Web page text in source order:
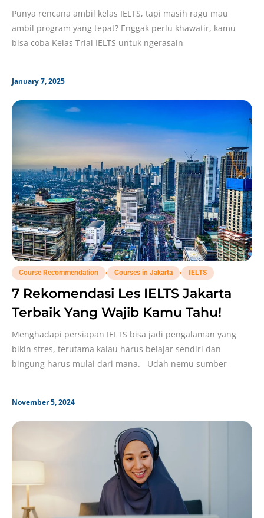
Punya rencana ambil kelas IELTS, tapi masih ragu mau
ambil program yang tepat? Enggak perlu khawatir, kamu
bisa coba Kelas Trial IELTS untuk ngerasain
January 7, 2025
Course Recommendation Courses in Jakarta IELTS
7 Rekomendasi Les IELTS Jakarta
Terbaik Yang Wajib Kamu Tahu!
Menghadapi persiapan IELTS bisa jadi pengalaman yang
bikin stres, terutama kalau harus belajar sendiri dan
bingung harus mulai dari mana. Udah nemu sumber
November 5, 2024